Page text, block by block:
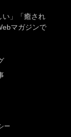
い」「癒され
マガジンで
ー